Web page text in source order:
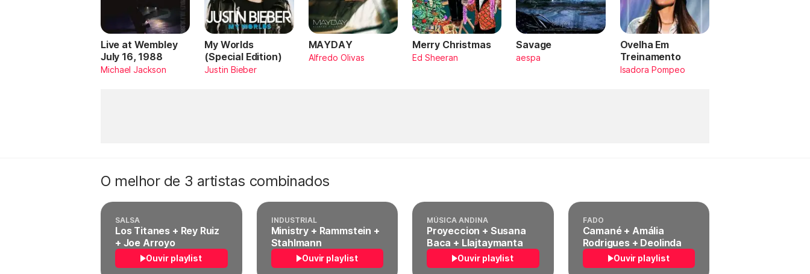
Live at Wembley
July 16, 1988
Michael Jackson
My Worlds
(Special Edition)
Justin Bieber
MAYDAY
Alfredo Olivas
Merry Christmas
Ed Sheeran
Savage
aespa
Ovelha Em
Treinamento
Isadora Pompeo
O melhor de 3 artistas combinados
SALSA
Los Titanes + Rey Ruiz
+ Joe Arroyo
Ouvir playlist
INDUSTRIAL
Ministry + Rammstein +
Stahlmann
Ouvir playlist
MÚSICA ANDINA
Proyeccion + Susana
Baca + Llajtaymanta
Ouvir playlist
FADO
Camané + Amália
Rodrigues + Deolinda
Ouvir playlist